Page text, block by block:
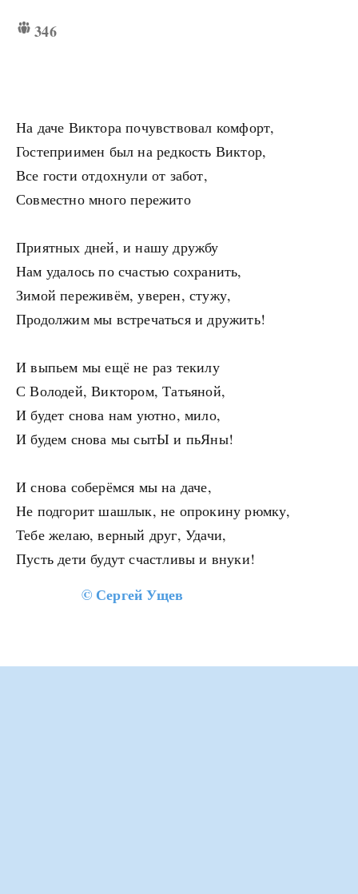
346
На даче Виктора почувствовал комфорт,
Гостеприимен был на редкость Виктор,
Все гости отдохнули от забот,
Совместно много пережито
Приятных дней, и нашу дружбу
Нам удалось по счастью сохранить,
Зимой переживём, уверен, стужу,
Продолжим мы встречаться и дружить!
И выпьем мы ещё не раз текилу
С Володей, Виктором, Татьяной,
И будет снова нам уютно, мило,
И будем снова мы сытЫ и пьЯны!
И снова соберёмся мы на даче,
Не подгорит шашлык, не опрокину рюмку,
Тебе желаю, верный друг, Удачи,
Пусть дети будут счастливы и внуки!
© Сергей Ущев